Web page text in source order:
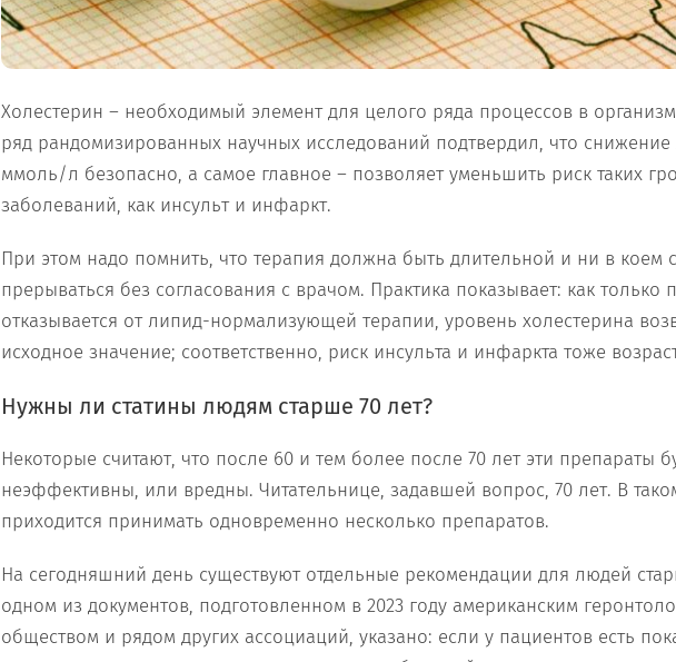
Холестерин – необходимый элемент для целого ряда процессов в
ряд рандомизированных научных исследований подтвердил, что
ммоль/л безопасно, а самое главное – позволяет уменьшить риск таких
заболеваний, как инсульт и инфаркт.
При этом надо помнить, что терапия должна быть длительной и ни в коем
прерываться без согласования с врачом. Практика показывает: как только
отказывается от липид-нормализующей терапии, уровень холестерина
исходное значение; соответственно, риск инсульта и инфаркта тоже
Нужны ли статины людям старше 70 лет?
Некоторые считают, что после 60 и тем более после 70 лет эти препараты
неэффективны, или вредны. Читательнице, задавшей вопрос, 70 лет. В
приходится принимать одновременно несколько препаратов.
На сегодняшний день существуют отдельные рекомендации для людей
одном из документов, подготовленном в 2023 году американским
обществом и рядом других ассоциаций, указано: если у пациентов есть